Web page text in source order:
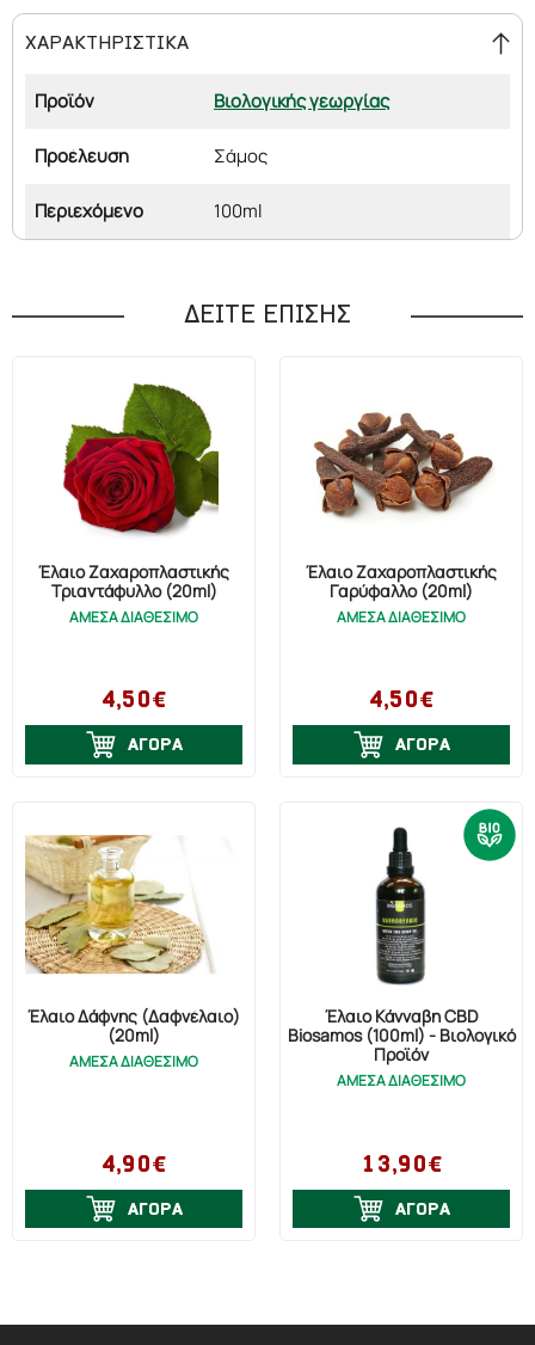
ΧΑΡΑΚΤΗΡΙΣΤΙΚΑ
Προϊόν Βιολογικής γεωργίας
Προέλευση Σάμος
Περιεχόμενο 100ml
ΔΕΙΤΕ ΕΠΙΣΗΣ
Έλαιο Ζαχαροπλαστικής
Τριαντάφυλλο (20ml)
ΑΜΕΣΑ ΔΙΑΘΕΣΙΜΟ
4,50€
ΑΓΟΡΑ
Έλαιο Ζαχαροπλαστικής
Γαρύφαλλο (20ml)
ΑΜΕΣΑ ΔΙΑΘΕΣΙΜΟ
4,50€
ΑΓΟΡΑ
Έλαιο Δάφνης (Δαφνέλαιο)
(20ml)
ΑΜΕΣΑ ΔΙΑΘΕΣΙΜΟ
4,90€
ΑΓΟΡΑ
Έλαιο Κάνναβη CBD
Biosamos (100ml) - Βιολογικό
Προϊόν
ΑΜΕΣΑ ΔΙΑΘΕΣΙΜΟ
13,90€
ΑΓΟΡΑ